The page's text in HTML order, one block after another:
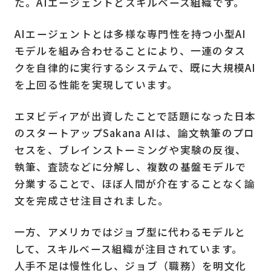
AIエージェントとは多様な専門性を持つ小型AI
モデルを組み合わせることにより、一連のタス
クを自律的に実行するシステムで、既に大規模AI
を上回る性能を実現しています。
エヌビディアが出資したことで話題になった日本
のスタートアップSakana AIは、論文執筆のプロ
セスを、ブレインストーミングや実験の反復、
執筆、査読などに分解し、複数の基盤モデルで
分業することで、ほぼ人間が介在することなく論
文を完成させ注目されました。
一方、アメリカではジョブ型に代わるモデルと
して、スキルベース組織が注目されています。
人手不足は慢性化し、ジョブ（職務）を明文化